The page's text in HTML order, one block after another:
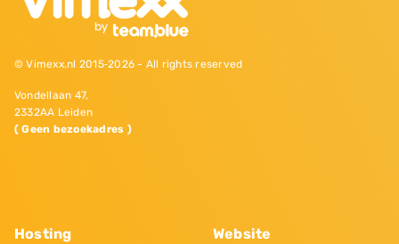
© Vimexx.nl 2015‐2026 - All rights reserved
Vondellaan 47,
2332AA Leiden
( Geen bezoekadres )
Hosting Website